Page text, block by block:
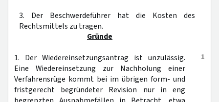
3. Der Beschwerdeführer hat die Kosten des
Rechtsmittels zu tragen.
Gründe
1
1. Der Wiedereinsetzungsantrag ist unzulässig.
Eine Wiedereinsetzung zur Nachholung einer
Verfahrensrüge kommt bei im übrigen form- und
fristgerecht begründeter Revision nur in eng